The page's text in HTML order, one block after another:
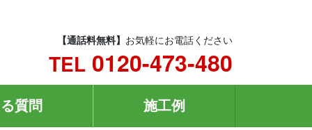
【通話料無料】 お気軽にお電話ください
TEL 0120-473-480
質問 施工例